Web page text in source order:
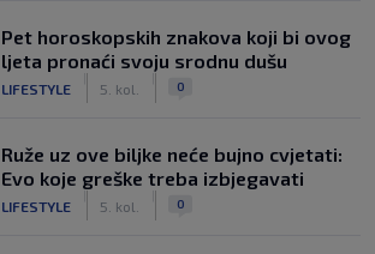
Pet horoskopskih znakova koji bi ovog
ljeta pronaći svoju srodnu dušu
LIFESTYLE 5. kol. 0
Ruže uz ove biljke neće bujno cvjetati:
Evo koje greške treba izbjegavati
LIFESTYLE 5. kol. 0